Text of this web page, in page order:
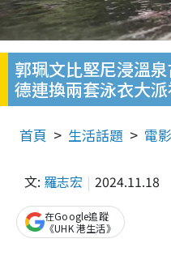
郭珮文比堅尼浸溫
德連換兩套泳衣大
首頁 生活話題 電
文: 羅志宏 2024.11.18
在Google追蹤
《UHK 港生活》